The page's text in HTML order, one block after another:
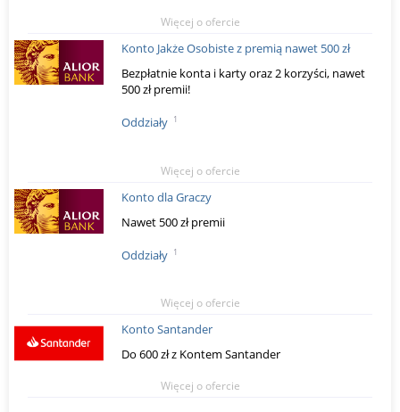
Więcej o ofercie
Konto Jakże Osobiste z premią nawet 500 zł
Bezpłatnie konta i karty oraz 2 korzyści, nawet
500 zł premii!
Oddziały 1
Więcej o ofercie
Konto dla Graczy
Nawet 500 zł premii
Oddziały 1
Więcej o ofercie
Konto Santander
Do 600 zł z Kontem Santander
Więcej o ofercie